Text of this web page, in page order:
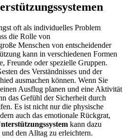
oft als individuelles Problem
die Rolle von
Menschen von entscheidender
kann in verschiedenen Formen
Freunde oder spezielle Gruppen.
des Verständnisses und der
ausmachen können. Wenn Sie
Ausflug planen und eine Aktivität
das Gefühl der Sicherheit durch
Es ist nicht nur die physische
auch das emotionale Rückgrat,
kann dazu
den Alltag zu erleichtern.